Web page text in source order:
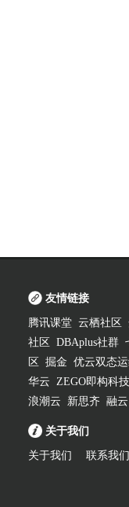
友情链接
腾讯课堂 云栖社区
社区
DBAplus社群
区
掘金 优云双态
华云 ZEGO即构科技
浪潮云
新思齐 融云
关于我们
关于我们 联系我们